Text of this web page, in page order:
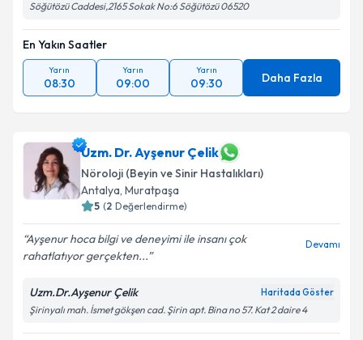
Söğütözü Caddesi,2165 Sokak No:6 Söğütözü 06520
En Yakın Saatler
Yarın
08:30
Yarın
09:00
Yarın
09:30 Daha Fazla
Uzm. Dr. Ayşenur Çelik
Nöroloji (Beyin ve Sinir Hastalıkları)
Antalya, Muratpaşa
5 (2 Değerlendirme)
Ayşenur hoca bilgi ve deneyimi ile insanı çok
rahatlatıyor gerçekten...
Devamı
Uzm.Dr.Ayşenur Çelik Haritada Göster
Şirinyalı mah. İsmet gökşen cad. Şirin apt. Bina no 57. Kat 2 daire 4